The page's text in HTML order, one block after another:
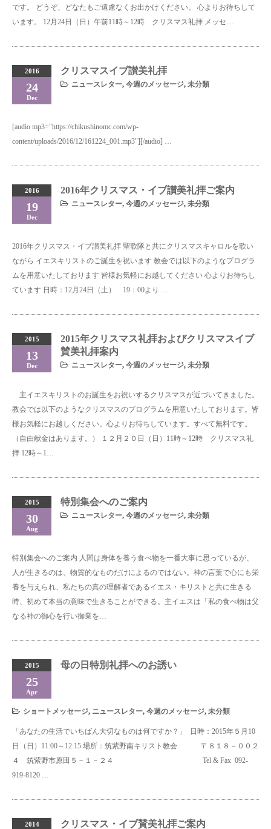
です。 どうぞ、どなたもご遠慮なくお出かけください。 心よりお待ちして
います。 12月24日（日）午前11時～12時 クリスマス礼拝 メッセ…
2016
24
Dec
クリスマスイブ讃美礼拝
ニュースレター, 今週のメッセージ, 未分類
[audio mp3="https://chikushinomc.com/wp-
content/uploads/2016/12/161224_001.mp3"][/audio] …
2016
19
Dec
2016年クリスマス・イブ讃美礼拝ご案内
ニュースレター, 今週のメッセージ, 未分類
2016年クリスマス・イブ讃美礼拝 聖歌隊と共にクリスマスキャロルを歌い
ながら イエスキリストのご誕生を祝います 教会では以下のようなプログラ
ムを用意いたしております 皆様お気軽にお越してください 心よりお待ちし
ています 日時：12月24日（土） 19：00より …
2015
13
Dec
2015年クリスマス礼拝およびクリスマスイブ
賛美礼拝案内
ニュースレター, 今週のメッセージ, 未分類
主イエスキリストのお誕生をお祝いするクリスマスが近づいてきました。
教会では以下のようなクリスマスのプログラムを用意いたしております。皆
様お気軽にお越しください。心よりお待ちしています。すべて無料です。
（自由献金はあります。） １２月２０日（日）11時～12時 クリスマス礼
拝 12時～1…
2015
30
Aug
特別集会へのご案内
ニュースレター, 今週のメッセージ, 未分類
特別集会へのご案内 人間は身体を養う食べ物を一番大事に思っているが、
人が生きるのは、物質的なものだけによるのではない。神の言葉で心にも栄
養を与えられ、私たちの真の理解者であるイエス・キリストと共に生きる
時、初めて本当の意味で生きることができる。主イエスは「私の食べ物は父
なる神の御心を行い御業を…
2015
25
Apr
母の日特別礼拝へのお誘い
ショートメッセージ, ニュースレター, 今週のメッセージ, 未分類
「あなたの生活でいちばん大切なものは何ですか？」 日時：2015年５月10
日（日）11:00～12:15 場所：筑紫野南キリスト教会 〒８１８－００２
４ 筑紫野市原田５－１－２４ Tel & Fax 092-
919-8120 …
2014 クリスマス・イブ賛美礼拝ご案内